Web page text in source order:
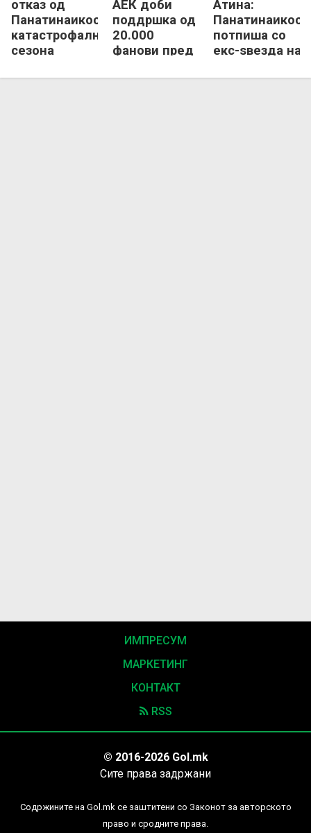
отказ од
Панатинаикос по
катастрофалната
сезона
АЕК доби
поддршка од
20.000
фанови пред
Олимпијакос!
Атина:
Панатинаикос
потпиша со
екс-ѕвезда на
ИМПРЕСУМ
МАРКЕТИНГ
КОНТАКТ
RSS
© 2016-2026 Gol.mk
Сите права задржани
Содржините на Gol.mk се заштитени со Законот за авторското
право и сродните права.